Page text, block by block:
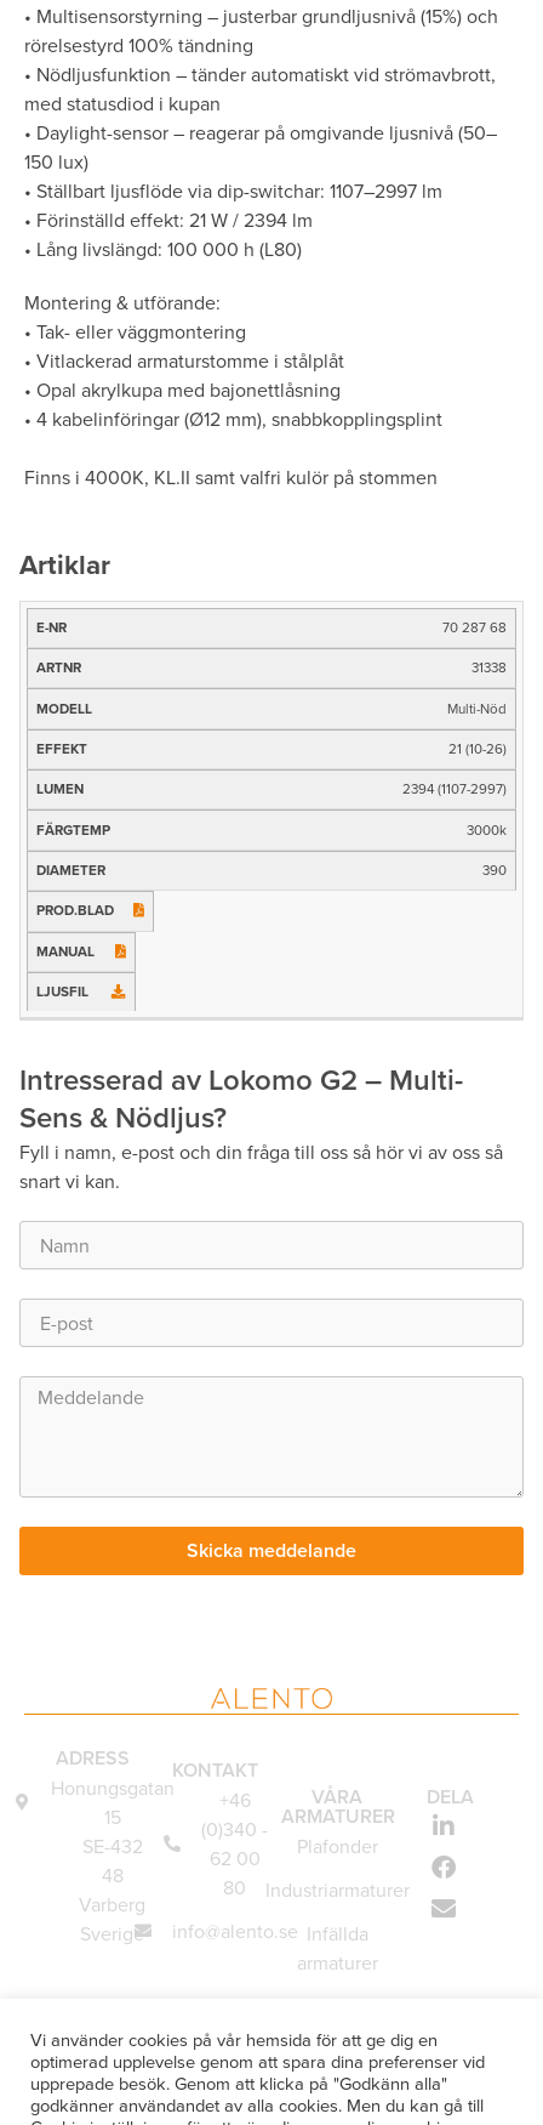
• Multisensorstyrning – justerbar grundljusnivå (15%) och
rörelsestyrd 100% tändning
• Nödljusfunktion – tänder automatiskt vid strömavbrott,
med statusdiod i kupan
• Daylight-sensor – reagerar på omgivande ljusnivå (50–
150 lux)
• Ställbart ljusflöde via dip-switchar: 1107–2997 lm
• Förinställd effekt: 21 W / 2394 lm
• Lång livslängd: 100 000 h (L80)
Montering & utförande:
• Tak- eller väggmontering
• Vitlackerad armaturstomme i stålplåt
• Opal akrylkupa med bajonettlåsning
• 4 kabelinföringar (Ø12 mm), snabbkopplingsplint
Finns i 4000K, KL.II samt valfri kulör på stommen
Artiklar
E-
nr
Modell
Färgtemp
Mått
Prod.blad
Manual
70 287 68
31338
Multi-Nöd
21 (10-26)
2394 (1107-2997)
3000k
390
Intresserad av Lokomo G2 – Multi-
Sens & Nödljus?
Fyll i namn, e-post och din fråga till oss så hör vi av oss så
snart vi kan.
Skicka meddelande
ADRESS
Honungsgatan
15
SE-432
48
Varberg
Sverige
KONTAKT
+46
(0)340 -
62 00
80
info@alento.se
VÅRA
ARMATURER
Plafonder
Industriarmaturer
Infällda
armaturer
Underskåpsarmaturer
Specialanpassade
DELA
Vi använder cookies på vår hemsida för att ge dig en
optimerad upplevelse genom att spara dina preferenser vid
upprepade besök. Genom att klicka på "Godkänn alla"
godkänner användandet av alla cookies. Men du kan gå till